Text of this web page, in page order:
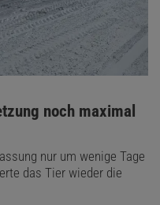
noch maximal
nur um wenige Tage
das Tier wieder die